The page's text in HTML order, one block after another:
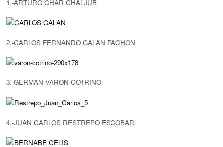
1.-ARTURO CHAR CHALJUB
2.-CARLOS FERNANDO GALAN PACHON
3.-GERMAN VARON COTRINO
4.-JUAN CARLOS RESTREPO ESCOBAR